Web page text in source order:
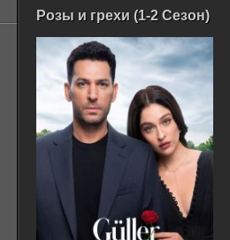
Розы и грехи (1-2 Сезон)